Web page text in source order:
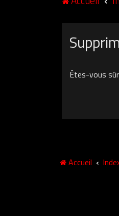
Êtes-vous
Accueil